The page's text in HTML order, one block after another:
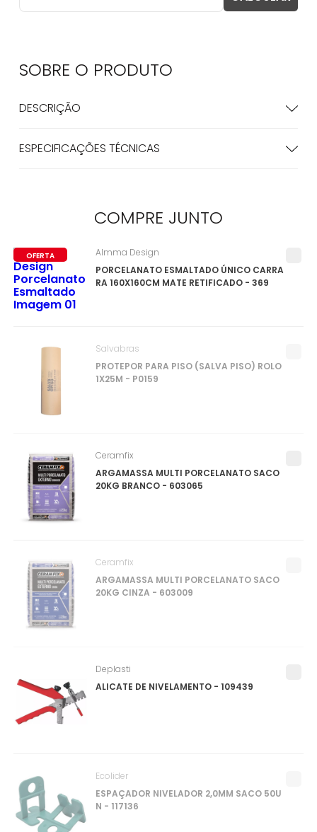
SOBRE O PRODUTO
DESCRIÇÃO
ESPECIFICAÇÕES TÉCNICAS
COMPRE JUNTO
OFERTA
PORCELANATO ESMALTADO ÚNICO CARRA
RA 160X160CM MATE RETIFICADO - 369
Almma Design
PROTEPOR PARA PISO (SALVA PISO) ROLO
1X25M - P0159
Salvabras
ARGAMASSA MULTI PORCELANATO SACO
20KG BRANCO - 603065
Ceramfix
ARGAMASSA MULTI PORCELANATO SACO
20KG CINZA - 603009
Ceramfix
ALICATE DE NIVELAMENTO - 109439
Deplasti
ESPAÇADOR NIVELADOR 2,0MM SACO 50U
N - 117136
Ecolider